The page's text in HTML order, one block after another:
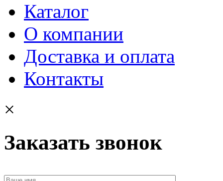
Каталог
О компании
Доставка и оплата
Контакты
×
Заказать звонок